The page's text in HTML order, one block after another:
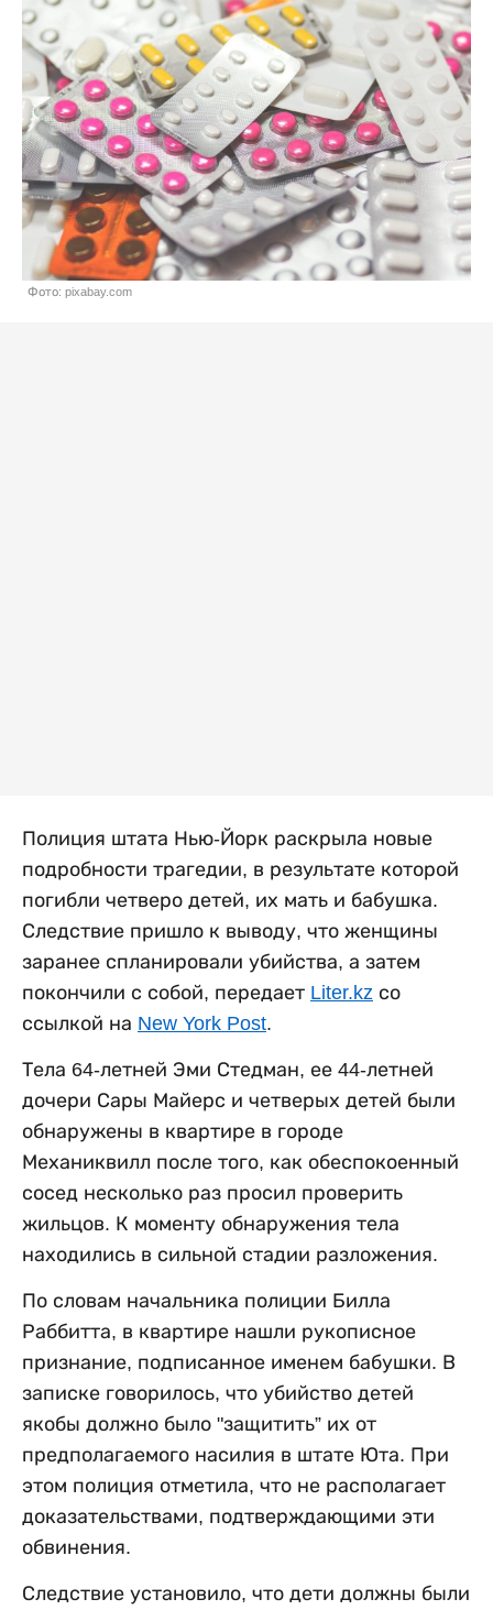
Фото: pixabay.com
Полиция штата Нью-Йорк раскрыла новые
подробности трагедии, в результате которой
погибли четверо детей, их мать и бабушка.
Следствие пришло к выводу, что женщины
заранее спланировали убийства, а затем
покончили с собой, передает Liter.kz со
ссылкой на New York Post.
Тела 64-летней Эми Стедман, ее 44-летней
дочери Сары Майерс и четверых детей были
обнаружены в квартире в городе
Механиквилл после того, как обеспокоенный
сосед несколько раз просил проверить
жильцов. К моменту обнаружения тела
находились в сильной стадии разложения.
По словам начальника полиции Билла
Раббитта, в квартире нашли рукописное
признание, подписанное именем бабушки. В
записке говорилось, что убийство детей
якобы должно было "защитить” их от
предполагаемого насилия в штате Юта. При
этом полиция отметила, что не располагает
доказательствами, подтверждающими эти
обвинения.
Следствие установило, что дети должны были